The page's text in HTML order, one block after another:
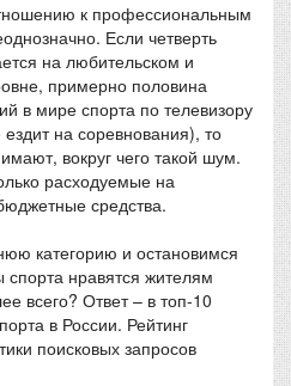
к профессиональным
Если четверть
на любительском и
примерно половина
в мире спорта по телевизору
на соревнования), то
вокруг чего такой шум.
расходуемые на
средства.
категорию и остановимся
нравятся жителям
всего? Ответ – в топ-10
в России. Рейтинг
поисковых запросов